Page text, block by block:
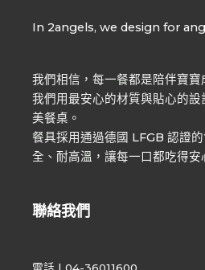
In 2angels, we design for
我們相信，每一餐都是陪伴寶
我們用最安心的材質與貼心的
美餐桌。
餐具採用通過德國 LFGB 認證
全、耐高溫，讓每一口都吃得安
聯絡我們